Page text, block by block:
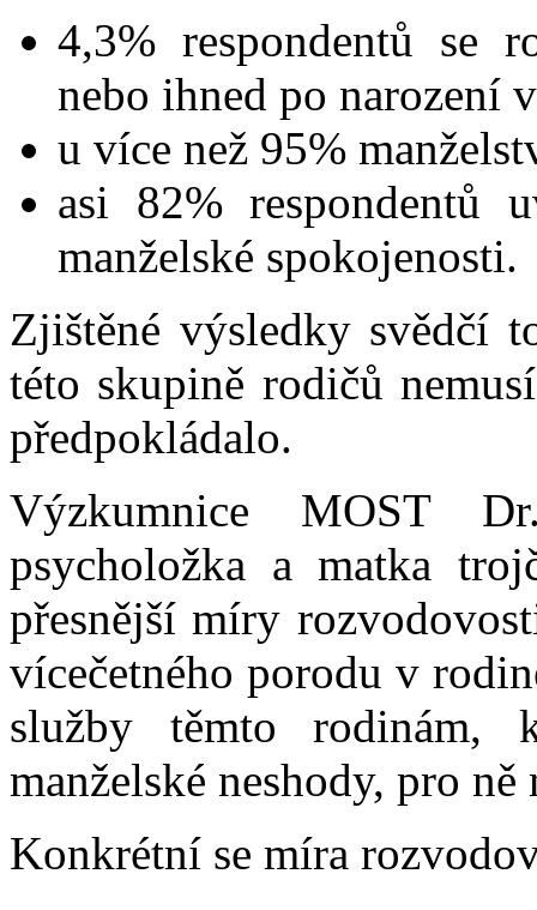
4,3% respondentů se
nebo ihned po narození
u více než 95%
asi 82​​% respondentů
manželské spokojenosti.
Zjištěné výsledky svědčí
této skupině rodičů
předpokládalo.
Výzkumnice MOST
psycholožka a matka
přesnější míry
vícečetného porodu v
služby těmto rodinám,
manželské neshody, pro
Konkrétní se míra